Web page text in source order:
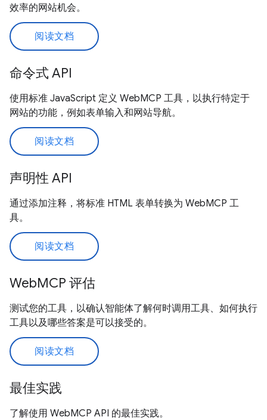
效率的网站机会。
阅读文档
命令式 API
使用标准 JavaScript 定义 WebMCP 工具，以执行特定于
网站的功能，例如表单输入和网站导航。
阅读文档
声明性 API
通过添加注释，将标准 HTML 表单转换为 WebMCP 工
具。
阅读文档
WebMCP 评估
测试您的工具，以确认智能体了解何时调用工具、如何执行
工具以及哪些答案是可以接受的。
阅读文档
最佳实践
了解使用 WebMCP API 的最佳实践。